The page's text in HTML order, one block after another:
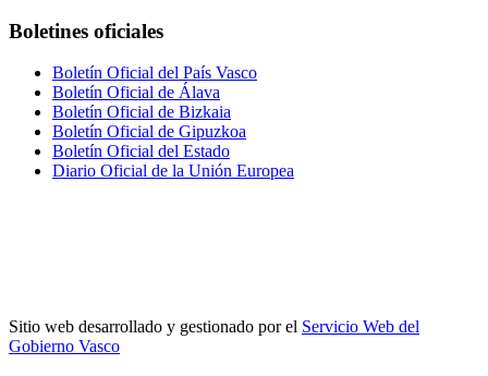
Boletines oficiales
Boletín Oficial del País Vasco
Boletín Oficial de Álava
Boletín Oficial de Bizkaia
Boletín Oficial de Gipuzkoa
Boletín Oficial del Estado
Diario Oficial de la Unión Europea
Sitio web desarrollado y gestionado por el Servicio Web del
Gobierno Vasco